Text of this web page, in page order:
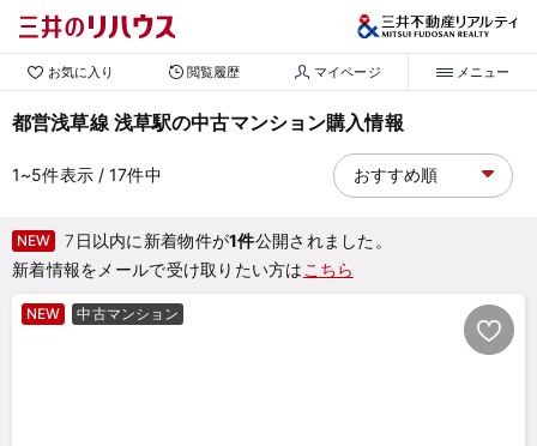
お気に入り 閲覧履歴 マイページ メニュー
都営浅草線 浅草駅の中古マンション購入情報
1~5件表示/ 17件中
NEW 7日以内に新着物件が1件公開されました。
新着情報をメールで受け取りたい方は こちら
NEW 中古マンション